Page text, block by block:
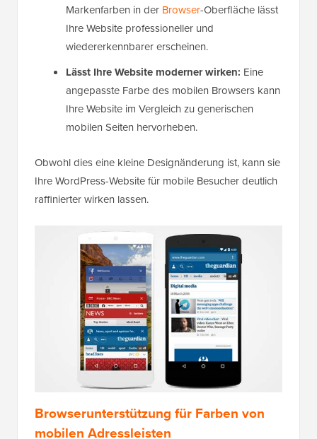
Markenfarben in der Browser-Oberfläche lässt
Ihre Website professioneller und
wiedererkennbarer erscheinen.
Lässt Ihre Website moderner wirken: Eine
angepasste Farbe des mobilen Browsers kann
Ihre Website im Vergleich zu generischen
mobilen Seiten hervorheben.
Obwohl dies eine kleine Designänderung ist, kann sie
Ihre WordPress-Website für mobile Besucher deutlich
raffinierter wirken lassen.
Browserunterstützung für Farben von
mobilen Adressleisten